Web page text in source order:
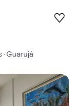
· Guarujá